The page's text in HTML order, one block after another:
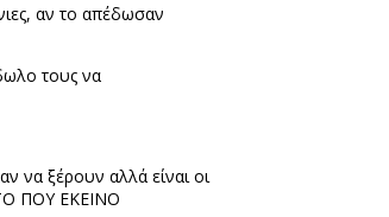
αν το απέδωσαν
τους να
να ξέρουν αλλά είναι οι
ΠΟΥ ΕΚΕΙΝΟ